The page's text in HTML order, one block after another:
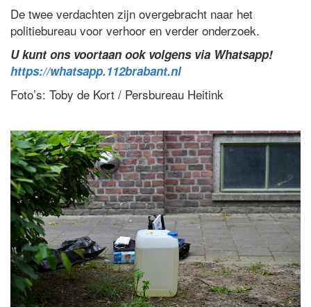
De twee verdachten zijn overgebracht naar het
politiebureau voor verhoor en verder onderzoek.
U kunt ons voortaan ook volgens via Whatsapp!
https://whatsapp.112brabant.nl
Foto’s: Toby de Kort / Persbureau Heitink